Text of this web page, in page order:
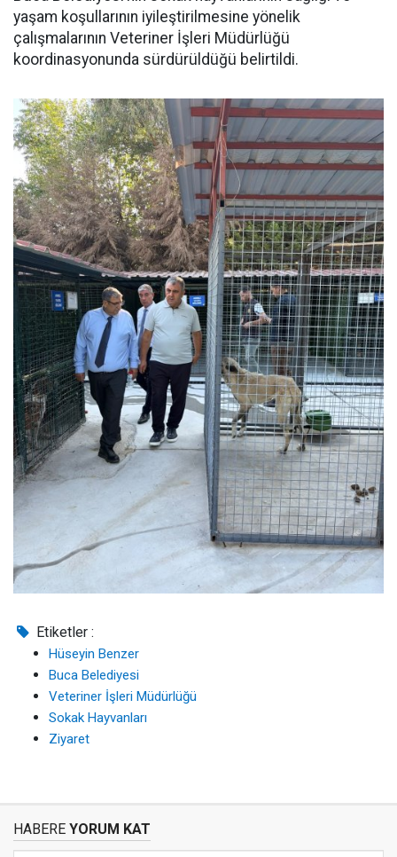
yaşam koşullarının iyileştirilmesine yönelik
çalışmalarının Veteriner İşleri Müdürlüğü
koordinasyonunda sürdürüldüğü belirtildi.
Etiketler :
Hüseyin Benzer
Buca Belediyesi
Veteriner İşleri Müdürlüğü
Sokak Hayvanları
Ziyaret
HABERE YORUM KAT